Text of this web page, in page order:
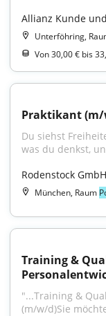
Allianz Kunde
Unterföhring,
Von 30,00 € bis
Praktikant
Du siehst
was du denkst,
Rodenstock GmbH
München, Raum
Training &
"...Training &
(m/w/d)Sie